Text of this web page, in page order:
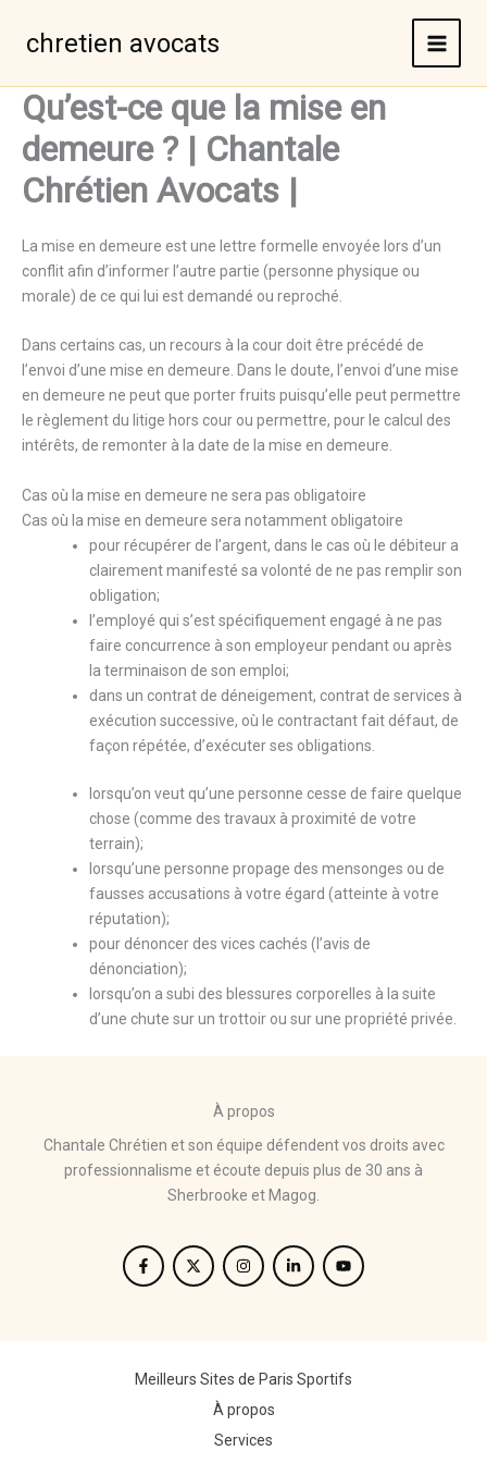
chretien avocats
Qu’est-ce que la mise en
demeure ? | Chantale
Chrétien Avocats |
La mise en demeure est une lettre formelle envoyée lors d’un
conflit afin d’informer l’autre partie (personne physique ou
morale) de ce qui lui est demandé ou reproché.
Dans certains cas, un recours à la cour doit être précédé de
l’envoi d’une mise en demeure. Dans le doute, l’envoi d’une mise
en demeure ne peut que porter fruits puisqu’elle peut permettre
le règlement du litige hors cour ou permettre, pour le calcul des
intérêts, de remonter à la date de la mise en demeure.
Cas où la mise en demeure ne sera pas obligatoire
Cas où la mise en demeure sera notamment obligatoire
pour récupérer de l’argent, dans le cas où le débiteur a
clairement manifesté sa volonté de ne pas remplir son
obligation;
l’employé qui s’est spécifiquement engagé à ne pas
faire concurrence à son employeur pendant ou après
la terminaison de son emploi;
dans un contrat de déneigement, contrat de services à
exécution successive, où le contractant fait défaut, de
façon répétée, d’exécuter ses obligations.
lorsqu’on veut qu’une personne cesse de faire quelque
chose (comme des travaux à proximité de votre
terrain);
lorsqu’une personne propage des mensonges ou de
fausses accusations à votre égard (atteinte à votre
réputation);
pour dénoncer des vices cachés (l’avis de
dénonciation);
lorsqu’on a subi des blessures corporelles à la suite
d’une chute sur un trottoir ou sur une propriété privée.
À propos
Chantale Chrétien et son équipe défendent vos droits avec
professionnalisme et écoute depuis plus de 30 ans à
Sherbrooke et Magog.
Meilleurs Sites de Paris Sportifs
À propos
Services